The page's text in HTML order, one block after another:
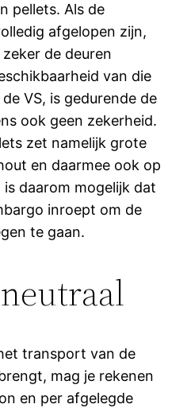
pellets. Als de
afgelopen zijn,
de deuren
van die
VS, is gedurende de
ook geen zekerheid.
zet namelijk grote
en daarmee ook op
daarom mogelijk dat
inroept om de
te gaan.
transport van de
mag je rekenen
en per afgelegde